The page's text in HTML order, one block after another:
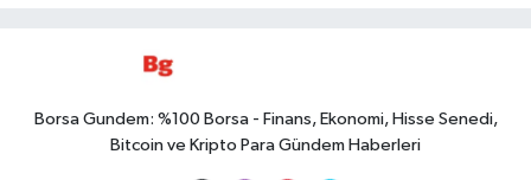
Borsa Gundem: %100 Borsa - Finans, Ekonomi, Hisse Senedi,
Bitcoin ve Kripto Para Gündem Haberleri